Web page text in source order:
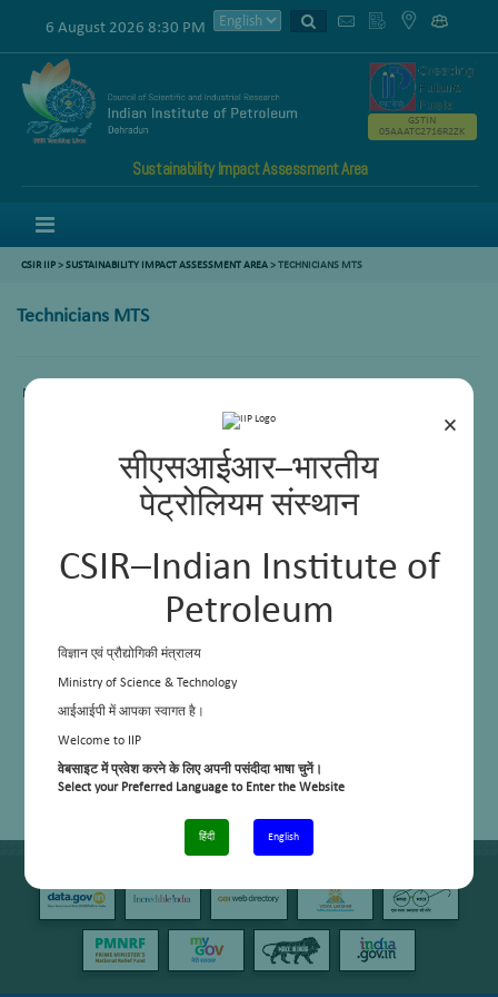
×
सीएसआईआर–भारतीय
पेट्रोलियम संस्थान
CSIR–Indian Institute of
Petroleum
विज्ञान एवं प्रौद्योगिकी मंत्रालय
Ministry of Science & Technology
आईआईपी में आपका स्वागत है।
Welcome to IIP
वेबसाइट में प्रवेश करने के लिए अपनी पसंदीदा भाषा चुनें।
Select your Preferred Language to Enter the Website
हिंदी English
6 August 2026 8:30 PM
Sustainability Impact Assessment Area
GSTIN
05AAATC2716R2ZK
CSIR IIP>SUSTAINABILITY IMPACT ASSESSMENT AREA>TECHNICIANS MTS
Technicians MTS
Mr Tanuj Kumar